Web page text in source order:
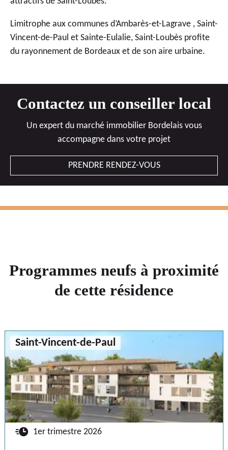
Limitrophe aux communes d’Ambarès-et-Lagrave , Saint-
Vincent-de-Paul et Sainte-Eulalie, Saint-Loubès profite
du rayonnement de Bordeaux et de son aire urbaine.
Contactez un conseiller local
Un expert du marché immobilier Bordelais vous
accompagne dans votre projet
PRENDRE RENDEZ-VOUS
Programmes neufs à proximité
de cette résidence
Saint-Vincent-de-Paul
🕐 1er trimestre 2026